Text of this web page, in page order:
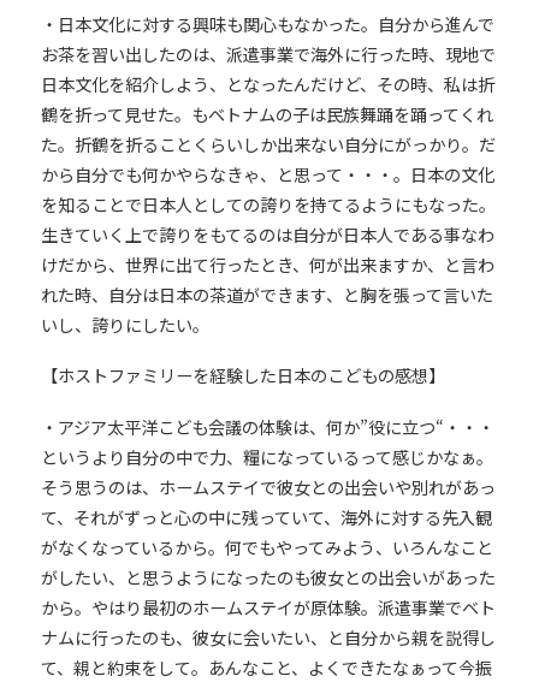
・日本文化に対する興味も関心もなかった。自分から進んで
お茶を習い出したのは、派遣事業で海外に行った時、現地で
日本文化を紹介しよう、となったんだけど、その時、私は折
鶴を折って見せた。もベトナムの子は民族舞踊を踊ってくれ
た。折鶴を折ることくらいしか出来ない自分にがっかり。だ
から自分でも何かやらなきゃ、と思って・・・。日本の文化
を知ることで日本人としての誇りを持てるようにもなった。
生きていく上で誇りをもてるのは自分が日本人である事なわ
けだから、世界に出て行ったとき、何が出来ますか、と言わ
れた時、自分は日本の茶道ができます、と胸を張って言いた
いし、誇りにしたい。
【ホストファミリーを経験した日本のこどもの感想】
・アジア太平洋こども会議の体験は、何か”役に立つ“・・・
というより自分の中で力、糧になっているって感じかなぁ。
そう思うのは、ホームステイで彼女との出会いや別れがあっ
て、それがずっと心の中に残っていて、海外に対する先入観
がなくなっているから。何でもやってみよう、いろんなこと
がしたい、と思うようになったのも彼女との出会いがあった
から。やはり最初のホームステイが原体験。派遣事業でベト
ナムに行ったのも、彼女に会いたい、と自分から親を説得し
て、親と約束をして。あんなこと、よくできたなぁって今振